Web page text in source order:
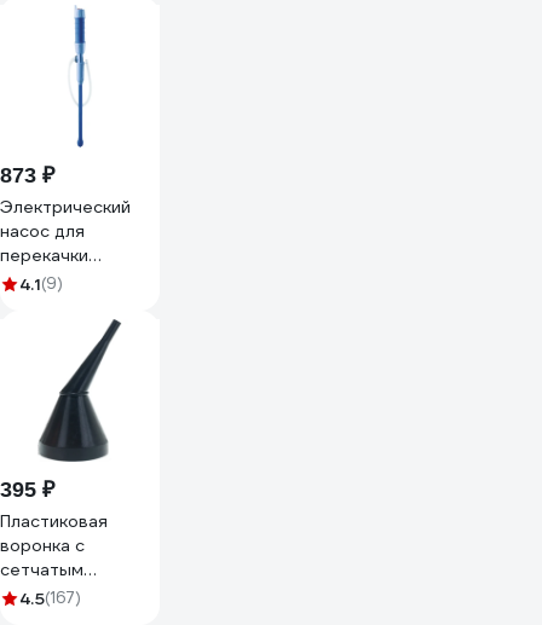
850030100
873 ₽
Электрический
насос для
перекачки
жидкости Fox
FLUID PUMP EEVEE
4.1(9)
395 ₽
Пластиковая
воронка с
сетчатым
фильтром 120 мм
4.5(167)